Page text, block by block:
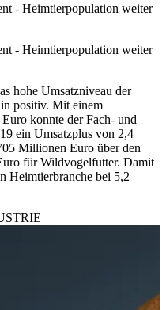
- Heimtierpopulation weiter
- Heimtierpopulation weiter
hohe Umsatzniveau der
positiv. Mit einem
konnte der Fach- und
ein Umsatzplus von 2,4
Millionen Euro über den
für Wildvogelfutter. Damit
Heimtierbranche bei 5,2